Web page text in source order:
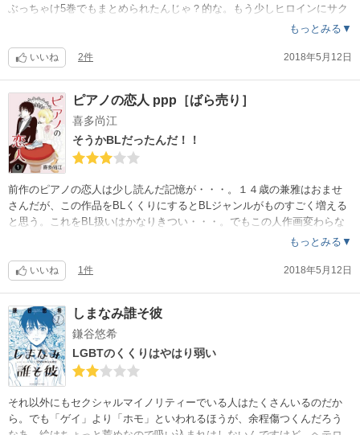
ぶっちゃけ5巻でもまとめられたんじゃ？的な。もう少しヒロインにサク
。
もっとみる▼
いいね 2件 2018年5月12日
ピアノの恋人 ppp［ばら売り］
喜多尚江
そうかBLだったんだ！！
前作のピアノの恋人は少し読んだ記憶が・・・。１４歳の兼雅はおませ
さんだが、この作品をBLくくりにするとBLジャンルがものすごく増える
と思う。これをBL扱いはかなりきつい・・・。でもこの人作画変わらな
もっとみる▼
いいね 1件 2018年5月12日
しまなみ誰そ彼
鎌谷悠希
LGBTのくくりはやはり弱い
それ以外にもセクシャルマイノリティーでいる人はたくさんいるのだか
ら。でも「ゲイ」より「ホモ」といわれるほうが、余程傷つくんだろう